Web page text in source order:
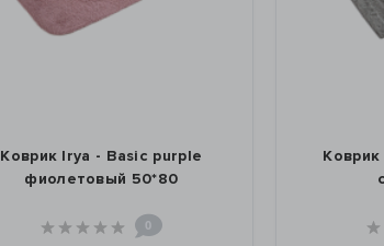
Коврик Irya - Basic purple
фиолетовый 50*80
0